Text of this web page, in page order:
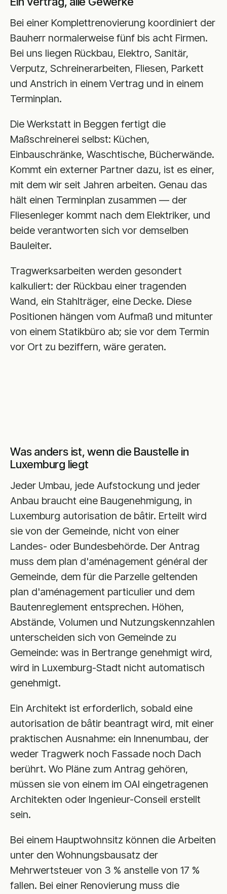
Bei einer Komplettrenovierung koordiniert der
Bauherr normalerweise fünf bis acht Firmen.
Bei uns liegen Rückbau, Elektro, Sanitär,
Verputz, Schreinerarbeiten, Fliesen, Parkett
und Anstrich in einem Vertrag und in einem
Terminplan.
Die Werkstatt in Beggen fertigt die
Maßschreinerei selbst: Küchen,
Einbauschränke, Waschtische, Bücherwände.
Kommt ein externer Partner dazu, ist es einer,
mit dem wir seit Jahren arbeiten. Genau das
hält einen Terminplan zusammen — der
Fliesenleger kommt nach dem Elektriker, und
beide verantworten sich vor demselben
Bauleiter.
Tragwerksarbeiten werden gesondert
kalkuliert: der Rückbau einer tragenden
Wand, ein Stahlträger, eine Decke. Diese
Positionen hängen vom Aufmaß und mitunter
von einem Statikbüro ab; sie vor dem Termin
vor Ort zu beziffern, wäre geraten.
Was anders ist, wenn die Baustelle in
Luxemburg liegt
Jeder Umbau, jede Aufstockung und jeder
Anbau braucht eine Baugenehmigung, in
Luxemburg autorisation de bâtir. Erteilt wird
sie von der Gemeinde, nicht von einer
Landes- oder Bundesbehörde. Der Antrag
muss dem plan d'aménagement général der
Gemeinde, dem für die Parzelle geltenden
plan d'aménagement particulier und dem
Bautenreglement entsprechen. Höhen,
Abstände, Volumen und Nutzungskennzahlen
unterscheiden sich von Gemeinde zu
Gemeinde: was in Bertrange genehmigt wird,
wird in Luxemburg-Stadt nicht automatisch
genehmigt.
Ein Architekt ist erforderlich, sobald eine
autorisation de bâtir beantragt wird, mit einer
praktischen Ausnahme: ein Innenumbau, der
weder Tragwerk noch Fassade noch Dach
berührt. Wo Pläne zum Antrag gehören,
müssen sie von einem im OAI eingetragenen
Architekten oder Ingenieur-Conseil erstellt
sein.
Bei einem Hauptwohnsitz können die Arbeiten
unter den Wohnungsbausatz der
Mehrwertsteuer von 3 % anstelle von 17 %
fallen. Bei einer Renovierung muss die